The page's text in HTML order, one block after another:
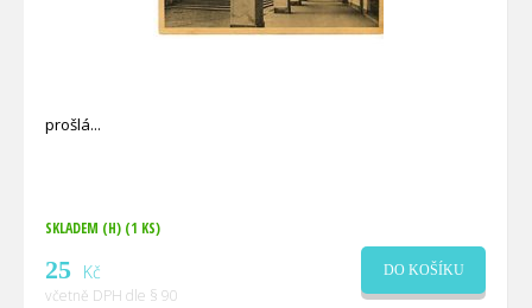
prošlá
SKLADEM (H) (1 KS)
25 Kč
včetně DPH dle § 90
DO KOŠÍKU